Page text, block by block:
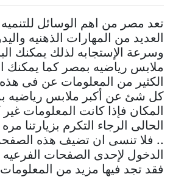
تعد مصر من اهم الوسائل للتنميه
العديد من المهارات الذهنيه
وسرعة الإستجابه لذلك يمكنك
ملابس رياضيه بمصر كما يمكنك
الكثير من المعلومات عن فى
كل شئ عن أكبر ملابس رياضيه
المكان فإذا كانت المعلومات غير
الحالى الرجاء التكرم بزيارتنا
.. فلا تنسى ان تضيف هذه الصفحه
الدخول لإحدى الصفحات الفرعيه
فقد تجد فيها مزيد من المعلومات